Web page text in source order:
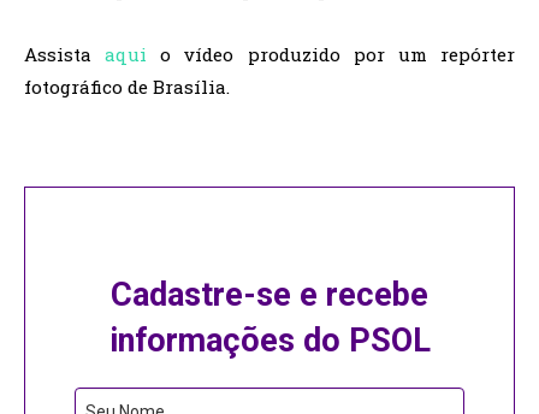
Assistaaqui o vídeo produzido por um repórter
fotográfico de Brasília.
Cadastre-se e recebe
informações do PSOL